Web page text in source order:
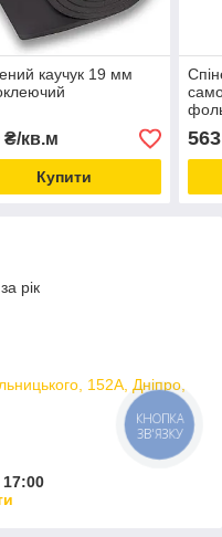
каучук 19 мм
₴/кв.м
Купити
563
рік
152А, Дніпро,
КНОПКА
ЗВ'ЯЗКУ